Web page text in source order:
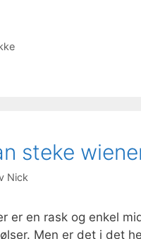
steke
Nick
er en rask og enkel
Men er det i det